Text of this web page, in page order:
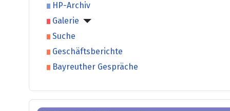
HP-Archiv
Galerie
Suche
Geschäftsberichte
Bayreuther Gespräche